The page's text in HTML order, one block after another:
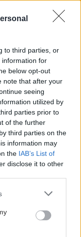
to third parties, or
information for
below opt-out
note that after your
seeing
utilized by
parties prior to
of the further
third parties on the
information may
the IAB’s List of
disclose it to other
or more Google
You may click to
party tags to
in below Google